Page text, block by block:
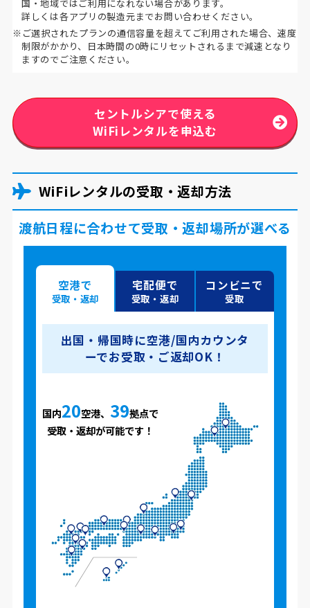
国・地域ではご利用になれない場合があります。
詳しくは各アプリの製造元までお問い合わせください。
※ご選択されたプランの通信容量を超えてご利用された場合、速度
制限がかかり、日本時間の0時にリセットされるまで減速となり
ますのでご注意ください。
セントルシアで使える
WiFiレンタルを申込む
WiFiレンタルの受取・返却方法
渡航日程に合わせて受取・返却場所が選べる
空港で
受取・返却
宅配便で
受取・返却
コンビニで
受取
出国・帰国時に空港/国内カウンタ
ーでお受取・ご返却OK！
国内20空港、 39拠点で
受取・返却が可能です！